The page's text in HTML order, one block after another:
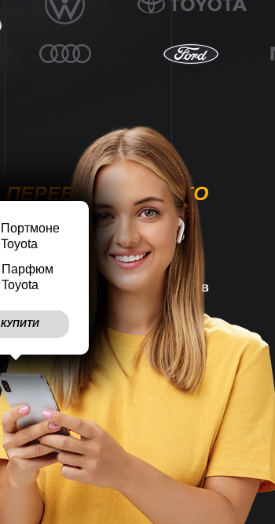
Портмоне
Toyota
Парфюм
Toyota
КУПИТИ
ПЕРЕВАГИ НАШОГО
МАГАЗИНУ
Наш магазин працює7 днів
Враховуємопобажання
клієнтів
Швидковідправляємо
замовлення
Великий асортимент
товарів